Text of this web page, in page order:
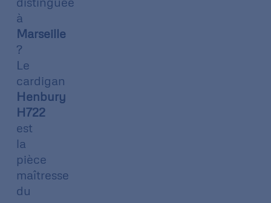
à
Marseille
?
Le
cardigan
Henbury
H722
est
la
pièce
maîtresse
du